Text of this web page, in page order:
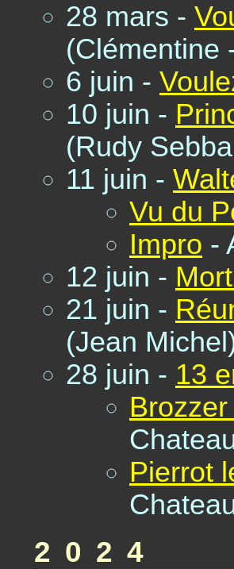
28 mars -
(Clémentine
6 juin -
10 juin -
(Rudy
11 juin -
Vu du
Impro -
12 juin -
21 juin -
(Jean
28 juin - 13
Pierrot
2024